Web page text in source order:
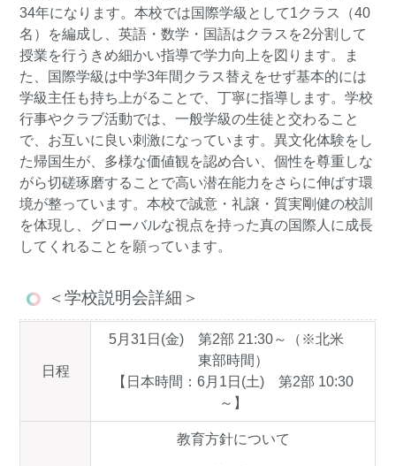
34年になります。本校では国際学級として1クラス（40
名）を編成し、英語・数学・国語はクラスを2分割して
授業を行うきめ細かい指導で学力向上を図ります。ま
た、国際学級は中学3年間クラス替えをせず基本的には
学級主任も持ち上がることで、丁寧に指導します。学校
行事やクラブ活動では、一般学級の生徒と交わること
で、お互いに良い刺激になっています。異文化体験をし
た帰国生が、多様な価値観を認め合い、個性を尊重しな
がら切磋琢磨することで高い潜在能力をさらに伸ばす環
境が整っています。本校で誠意・礼譲・質実剛健の校訓
を体現し、グローバルな視点を持った真の国際人に成長
してくれることを願っています。
＜学校説明会詳細＞
日程
5月31日(金) 第2部 21:30～（※北米
東部時間）
【日本時間：6月1日(土) 第2部 10:30
～】
教育方針について